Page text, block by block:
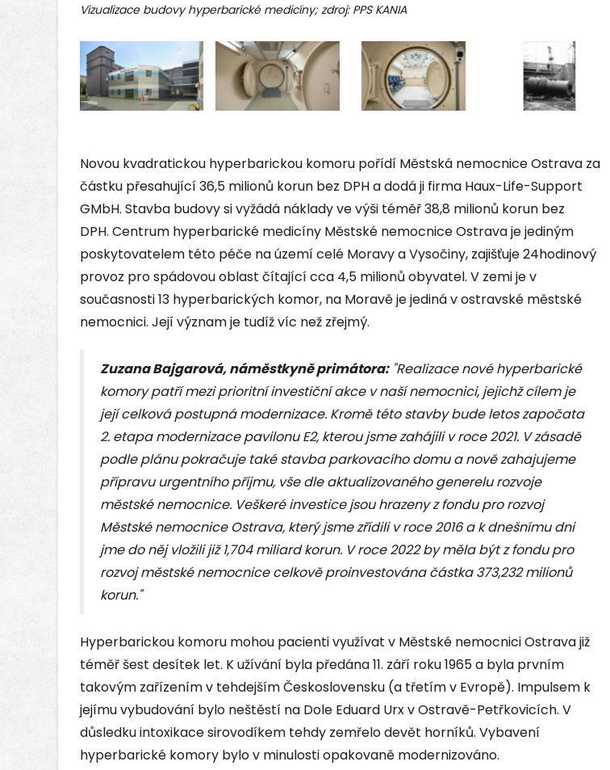
Vizualizace budovy hyperbarické medicíny; zdroj: PPS KANIA
Novou kvadratickou hyperbarickou komoru pořídí Městská nemocnice Ostrava za
částku přesahující 36,5 milionů korun bez DPH a dodá ji firma Haux-Life-Support
GMbH. Stavba budovy si vyžádá náklady ve výši téměř 38,8 milionů korun bez
DPH. Centrum hyperbarické medicíny Městské nemocnice Ostrava je jediným
poskytovatelem této péče na území celé Moravy a Vysočiny, zajišťuje 24hodinový
provoz pro spádovou oblast čítající cca 4,5 milionů obyvatel. V zemi je v
současnosti 13 hyperbarických komor, na Moravě je jediná v ostravské městské
nemocnici. Její význam je tudíž víc než zřejmý.
Zuzana Bajgarová, náměstkyně primátora:"Realizace nové hyperbarické
komory patří mezi prioritní investiční akce v naší nemocnici, jejichž cílem je
její celková postupná modernizace. Kromě této stavby bude letos započata
2. etapa modernizace pavilonu E2, kterou jsme zahájili v roce 2021. V zásadě
podle plánu pokračuje také stavba parkovacího domu a nově zahajujeme
přípravu urgentního příjmu, vše dle aktualizovaného generelu rozvoje
městské nemocnice. Veškeré investice jsou hrazeny z fondu pro rozvoj
Městské nemocnice Ostrava, který jsme zřídili v roce 2016 a k dnešnímu dni
jme do něj vložili již 1,704 miliard korun. V roce 2022 by měla být z fondu pro
rozvoj městské nemocnice celkově proinvestována částka 373,232 milionů
korun."
Hyperbarickou komoru mohou pacienti využívat v Městské nemocnici Ostrava již
téměř šest desítek let. K užívání byla předána 11. září roku 1965 a byla prvním
takovým zařízením v tehdejším Československu (a třetím v Evropě). Impulsem k
jejímu vybudování bylo neštěstí na Dole Eduard Urx v Ostravě-Petřkovicích. V
důsledku intoxikace sirovodíkem tehdy zemřelo devět horníků. Vybavení
hyperbarické komory bylo v minulosti opakovaně modernizováno.